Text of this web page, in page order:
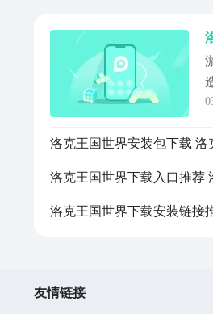
洛克王国世界安装包下载
洛克王国世界下载入口推荐
洛克王国世界下载安装链接
友情链接